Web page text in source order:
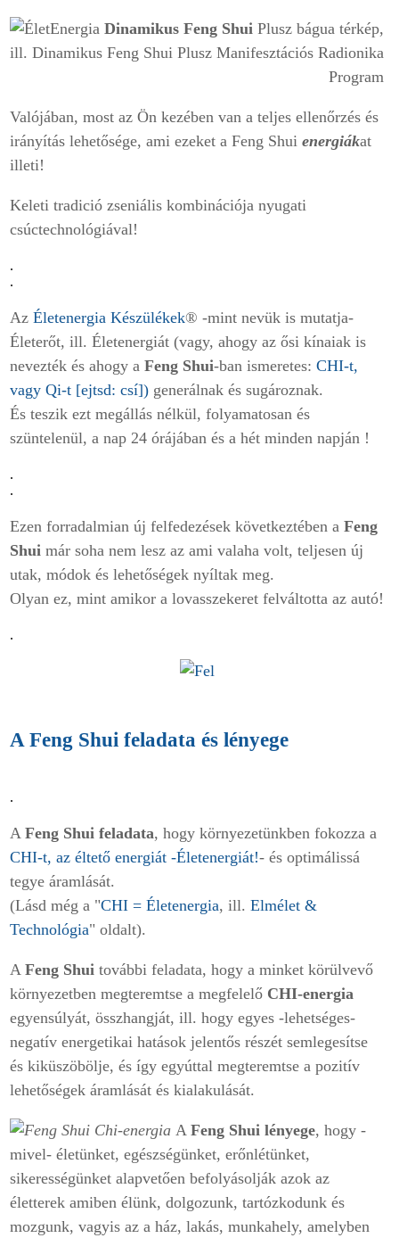
Dinamikus Feng Shui Plusz bágua térkép,
ill. Dinamikus Feng Shui Plusz Manifesztációs Radionika
Program
Valójában, most az Ön kezében van a teljes ellenőrzés és
irányítás lehetősége, ami ezeket a Feng Shui energiákat
illeti!
Keleti tradició zseniális kombinációja nyugati
csúctechnológiával!
.
.
Az Életenergia Készülékek® -mint nevük is mutatja-
Életerőt, ill. Életenergiát (vagy, ahogy az ősi kínaiak is
nevezték és ahogy a Feng Shui-ban ismeretes: CHI-t,
vagy Qi-t [ejtsd: csí]) generálnak és sugároznak.
És teszik ezt megállás nélkül, folyamatosan és
szüntelenül, a nap 24 órájában és a hét minden napján !
.
.
Ezen forradalmian új felfedezések következtében a Feng
Shui már soha nem lesz az ami valaha volt, teljesen új
utak, módok és lehetőségek nyíltak meg.
Olyan ez, mint amikor a lovasszekeret felváltotta az autó!
.
AFeng Shui feladata és lényege
.
A Feng Shui feladata, hogy környezetünkben fokozza a
CHI-t, az éltető energiát -Életenergiát!- és optimálissá
tegye áramlását.
(Lásd még a "CHI = Életenergia, ill. Elmélet &
Technológia" oldalt).
A Feng Shui további feladata, hogy a minket körülvevő
környezetben megteremtse a megfelelő CHI-energia
egyensúlyát, összhangját, ill. hogy egyes -lehetséges-
negatív energetikai hatások jelentős részét semlegesítse
és kiküszöbölje, és így egyúttal megteremtse a pozitív
lehetőségek áramlását és kialakulását.
A Feng Shui lényege, hogy -
mivel- életünket, egészségünket, erőnlétünket,
sikerességünket alapvetően befolyásolják azok az
életterek amiben élünk, dolgozunk, tartózkodunk és
mozgunk, vagyis az a ház, lakás, munkahely, amelyben